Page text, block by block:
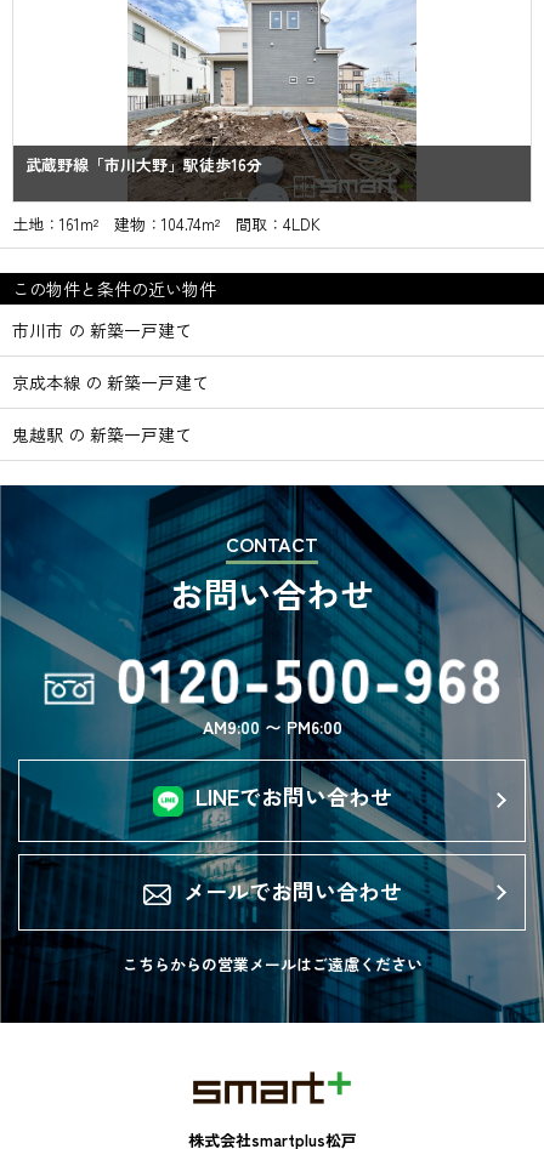
武蔵野線「市川大野」駅徒歩16分
土地：161m² 建物：104.74m² 間取：4LDK
この物件と条件の近い物件
市川市 の 新築一戸建て
京成本線 の 新築一戸建て
鬼越駅 の 新築一戸建て
CONTACT
お問い合わせ
AM9:00 〜 PM6:00
LINEでお問い合わせ
メールでお問い合わせ
こちらからの営業メールはご遠慮ください
株式会社smartplus松戸